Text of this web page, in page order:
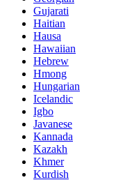
Gujarati
Haitian
Hausa
Hawaiian
Hebrew
Hmong
Hungarian
Icelandic
Igbo
Javanese
Kannada
Kazakh
Khmer
Kurdish